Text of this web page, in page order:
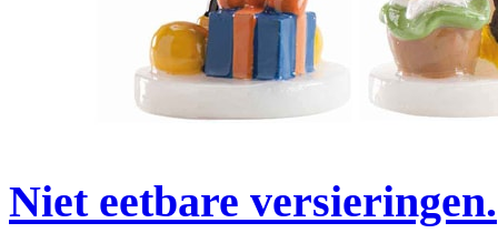
Niet eetbare versieringen.